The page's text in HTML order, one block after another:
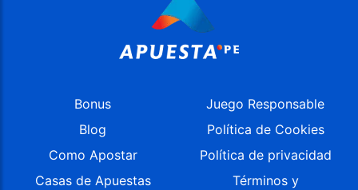
Bonus
Blog
Como Apostar
Casas de Apuestas
Juego Responsable
Política de Cookies
Política de privacidad
Términos y